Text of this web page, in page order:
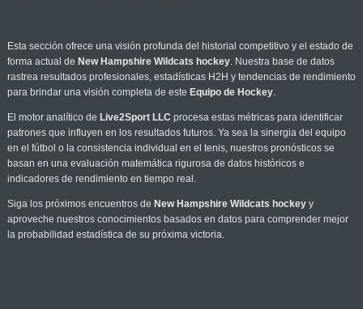
Esta sección ofrece una visión profunda del historial competitivo y el estado de
forma actual de New Hampshire Wildcats hockey. Nuestra base de datos
rastrea resultados profesionales, estadísticas H2H y tendencias de rendimiento
para brindar una visión completa de este Equipo de Hockey.
El motor analítico de Live2Sport LLC procesa estas métricas para identificar
patrones que influyen en los resultados futuros. Ya sea la sinergia del equipo
en el fútbol o la consistencia individual en el tenis, nuestros pronósticos se
basan en una evaluación matemática rigurosa de datos históricos e
indicadores de rendimiento en tiempo real.
Siga los próximos encuentros de New Hampshire Wildcats hockeyy
aproveche nuestros conocimientos basados en datos para comprender mejor
la probabilidad estadística de su próxima victoria.